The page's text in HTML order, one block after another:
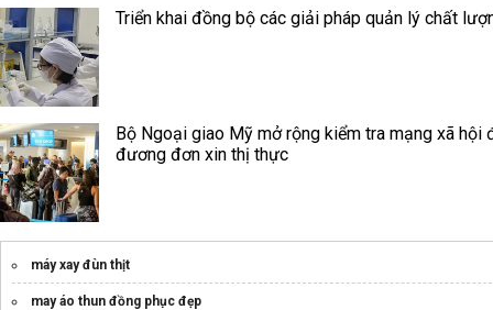
Triển khai đồng bộ các giải pháp quản lý chất
Bộ Ngoại giao Mỹ mở rộng kiểm tra mạng xã hội
đương đơn xin thị thực
máy xay đùn thịt
may áo thun đồng phục đẹp